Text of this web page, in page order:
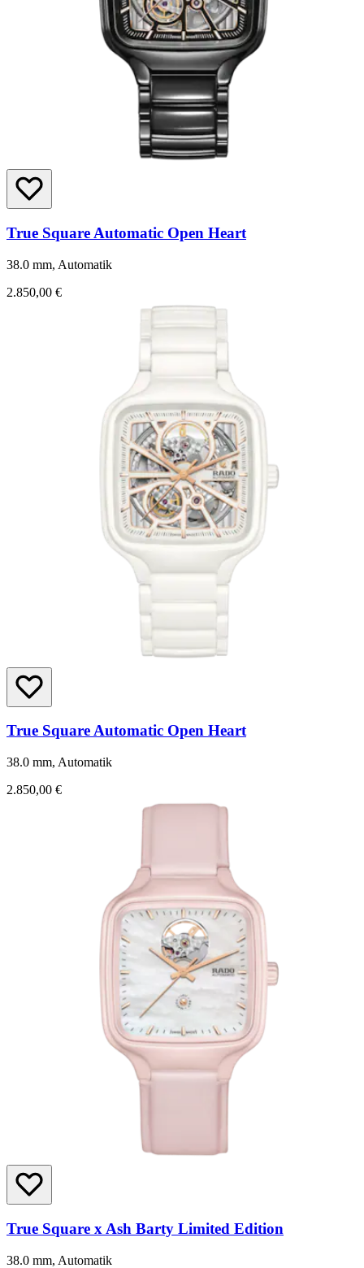
True Square Automatic Open Heart
38.0 mm, Automatik
2.850,00 €
True Square Automatic Open Heart
38.0 mm, Automatik
2.850,00 €
True Square x Ash Barty Limited Edition
38.0 mm, Automatik